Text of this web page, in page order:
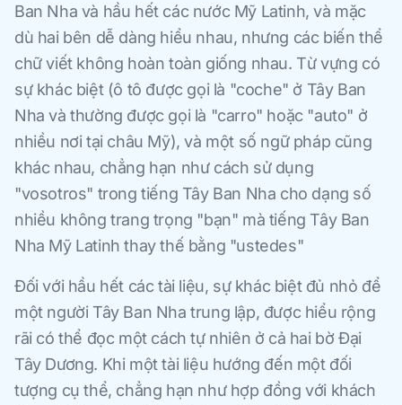
Ban Nha và hầu hết các nước Mỹ Latinh, và mặc
dù hai bên dễ dàng hiểu nhau, nhưng các biến thể
chữ viết không hoàn toàn giống nhau. Từ vựng có
sự khác biệt (ô tô được gọi là "coche" ở Tây Ban
Nha và thường được gọi là "carro" hoặc "auto" ở
nhiều nơi tại châu Mỹ), và một số ngữ pháp cũng
khác nhau, chẳng hạn như cách sử dụng
"vosotros" trong tiếng Tây Ban Nha cho dạng số
nhiều không trang trọng "bạn" mà tiếng Tây Ban
Nha Mỹ Latinh thay thế bằng "ustedes"
Đối với hầu hết các tài liệu, sự khác biệt đủ nhỏ để
một người Tây Ban Nha trung lập, được hiểu rộng
rãi có thể đọc một cách tự nhiên ở cả hai bờ Đại
Tây Dương. Khi một tài liệu hướng đến một đối
tượng cụ thể, chẳng hạn như hợp đồng với khách